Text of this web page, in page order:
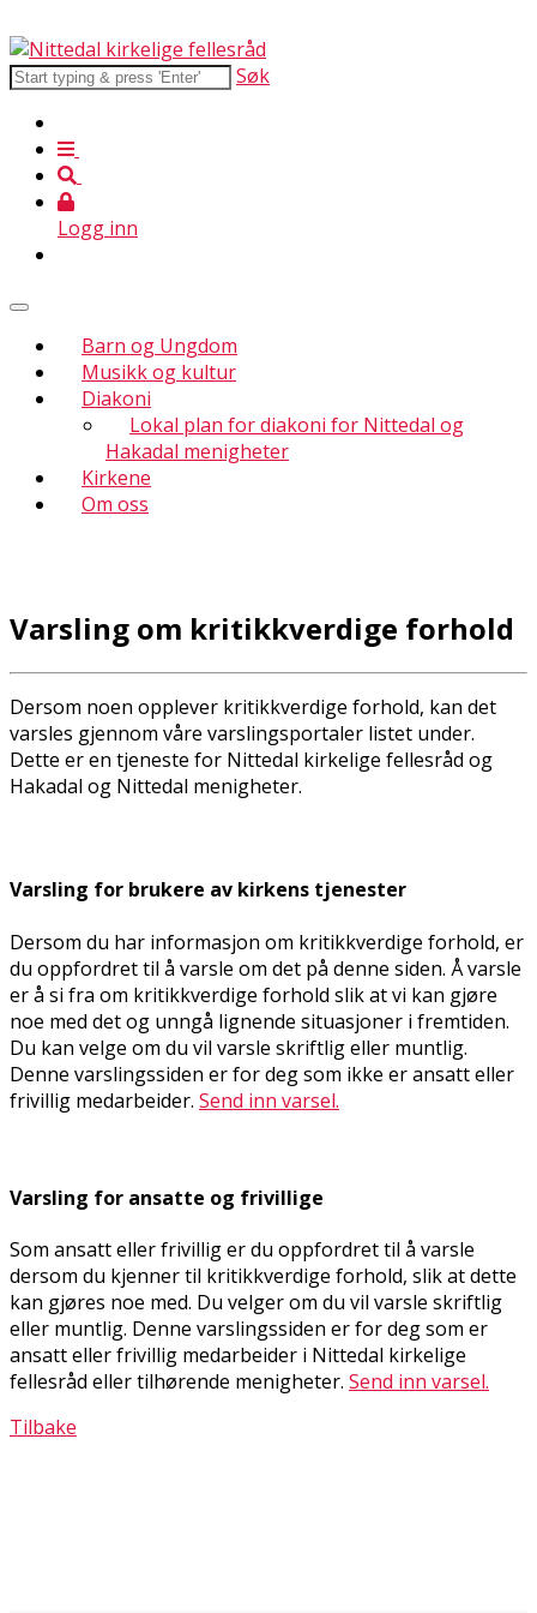
Søk
Logg inn
Barn og Ungdom
Musikk og kultur
Diakoni
Lokal plan for diakoni for Nittedal og
Hakadal menigheter
Kirkene
Om oss
Varsling om kritikkverdige forhold
Dersom noen opplever kritikkverdige forhold, kan det
varsles gjennom våre varslingsportaler listet under.
Dette er en tjeneste for Nittedal kirkelige fellesråd og
Hakadal og Nittedal menigheter.
Varsling for brukere av kirkens tjenester
Dersom du har informasjon om kritikkverdige forhold, er
du oppfordret til å varsle om det på denne siden. Å varsle
er å si fra om kritikkverdige forhold slik at vi kan gjøre
noe med det og unngå lignende situasjoner i fremtiden.
Du kan velge om du vil varsle skriftlig eller muntlig.
Denne varslingssiden er for deg som ikke er ansatt eller
frivillig medarbeider. Send inn varsel.
Varsling for ansatte og frivillige
Som ansatt eller frivillig er du oppfordret til å varsle
dersom du kjenner til kritikkverdige forhold, slik at dette
kan gjøres noe med. Du velger om du vil varsle skriftlig
eller muntlig. Denne varslingssiden er for deg som er
ansatt eller frivillig medarbeider i Nittedal kirkelige
fellesråd eller tilhørende menigheter. Send inn varsel.
Tilbake